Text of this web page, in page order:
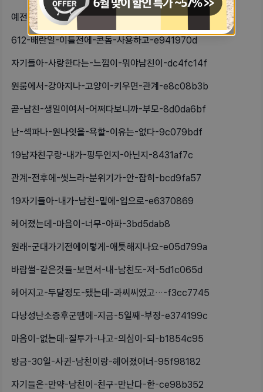
예전에-입싸-받아준적-있는데-정액이-fe6c6907
612-배란일-이틀전에-콘돔-사용하고-e941970d
자기들아-사랑한다는-느낌이-뭐야남친이-dc4fc14f
원룸에서-강아지나-고양이-키우면-관계-e8c08b3b
곧-남친-생일이여서-어쩌다보니까-부모-8d0da6bf
난-섹파나-원나잇을-욕할-이유는-없다-9c079bdf
19남자친구랑-내가-핑두인지-아닌지-8431af7c
관계-전후에-씻느라-분위기가-안-잡히-bcd9fa57
19자기들아-내가-남친-밑에-입으로-e6370869
헤어졌는데-마음이-너무-아파-3bd5dab8
원래-군대가기전에이렇게-애틋해지나요-e05d799a
바람썰-같은것들-보면서-내-남친도-저-5d1c065d
헤어지고-두달정도-됐는데-과씨씨였고…-f3cc7745
다낭성난소증후군땜에-지금-5일째-부정-e374199c
마음이-없는데-질투가-나고-의심이-되-b1854c95
방금-30일-사귄-남친이랑-헤어졌어너-95f98182
자기들은-만약-남친이-친구-만난다-한-ce98b352